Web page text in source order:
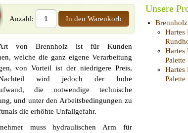
Unsere
Brennholz
Hartes
Hartes
Palette
Hartes
Anzahl:
von Brennholz ist für Kunden
welche die ganz eigene Verarbeitung
von Vorteil ist der niedrigere Preis,
wird jedoch der hohe
die notwendige technische
und unter den Arbeitsbedingungen zu
die erhöhte Unfallgefahr.
muss hydraulischen Arm für